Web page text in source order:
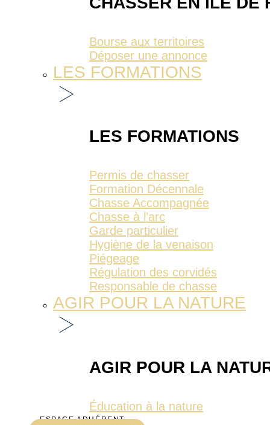
Bourse aux territoires
Déposer une annonce
LES FORMATIONS
LES FORMATIONS
Permis de chasser
Formation Décennale
Chasse Accompagnée
Chasse à l’arc
Garde particulier
Hygiène de la venaison
Piégeage
Régulation des corvidés
Responsable de chasse
AGIR POUR LA NATURE
AGIR POUR LA
Éducation à la nature
ESPACE ADHÉRENT